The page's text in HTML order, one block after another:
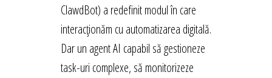
ClawdBot) a redefinit modul în care
interacționăm cu automatizarea digitală.
Dar un agent AI capabil să gestioneze
task-uri complexe, să monitorizeze